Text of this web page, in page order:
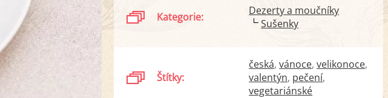
Kategorie:
Dezerty a moučníky
Sušenky
Štítky:
česká vánoce velikonoce
valentýn pečení
vegetariánské